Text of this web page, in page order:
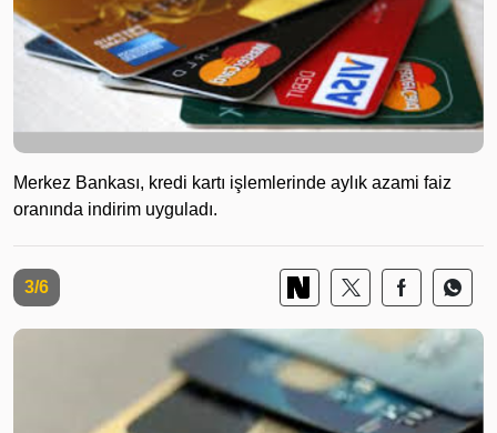
Merkez Bankası, kredi kartı işlemlerinde aylık azami faiz
oranında indirim uyguladı.
3/6